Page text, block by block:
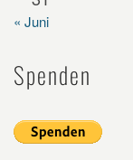
« Juni
Spenden